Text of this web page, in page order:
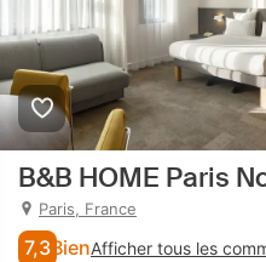
B&B HOME Paris
Paris, France
7,3 BienAfficher tous les